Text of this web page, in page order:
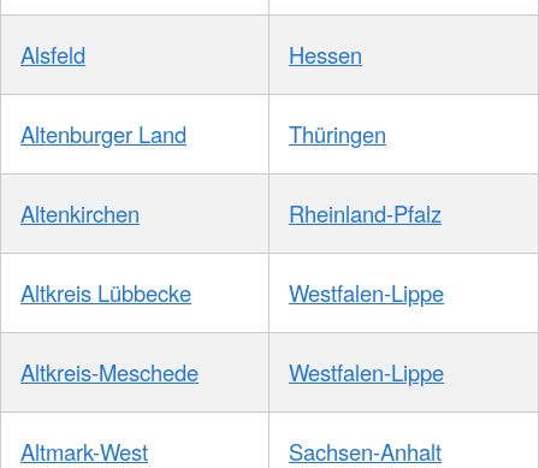
Alsfeld Hessen
Altenburger Land Thüringen
Altenkirchen Rheinland-Pfalz
Altkreis Lübbecke Westfalen-Lippe
Altkreis-Meschede Westfalen-Lippe
Altmark-West Sachsen-Anhalt